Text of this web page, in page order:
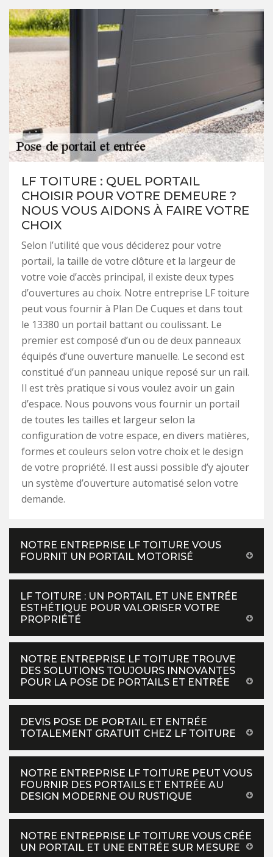
LF TOITURE : QUEL PORTAIL
CHOISIR POUR VOTRE DEMEURE ?
NOUS VOUS AIDONS À FAIRE VOTRE
CHOIX
Selon l’utilité que vous déciderez pour votre
portail, la taille de votre clôture et la largeur de
votre voie d’accès principal, il existe deux types
d’ouvertures au choix. Notre entreprise LF toiture
peut vous fournir à Plan De Cuques et dans tout
le 13380 un portail battant ou coulissant. Le
premier est composé d’un ou de deux panneaux
équipés d’une ouverture manuelle. Le second est
constitué d’un panneau unique reposé sur un rail.
Il est très pratique si vous voulez avoir un gain
d’espace. Nous pouvons vous fournir un portail
de toutes les tailles et largeur selon la
configuration de votre espace, en divers matières,
formes et couleurs selon votre choix et le design
de votre propriété. Il est aussi possible d’y ajouter
un système d’ouverture automatisé selon votre
demande.
NOTRE ENTREPRISE LF TOITURE VOUS
FOURNIT UN PORTAIL MOTORISÉ
LF TOITURE : UN PORTAIL ET UNE ENTRÉE
ESTHÉTIQUE POUR VALORISER VOTRE
PROPRIÉTÉ
NOTRE ENTREPRISE LF TOITURE TROUVE
DES SOLUTIONS TOUJOURS INNOVANTES
POUR LA POSE DE PORTAILS ET ENTRÉE
DEVIS POSE DE PORTAIL ET ENTRÉE
TOTALEMENT GRATUIT CHEZ LF TOITURE
NOTRE ENTREPRISE LF TOITURE PEUT VOUS
FOURNIR DES PORTAILS ET ENTRÉE AU
DESIGN MODERNE OU RUSTIQUE
NOTRE ENTREPRISE LF TOITURE VOUS CRÉE
UN PORTAIL ET UNE ENTRÉE SUR MESURE